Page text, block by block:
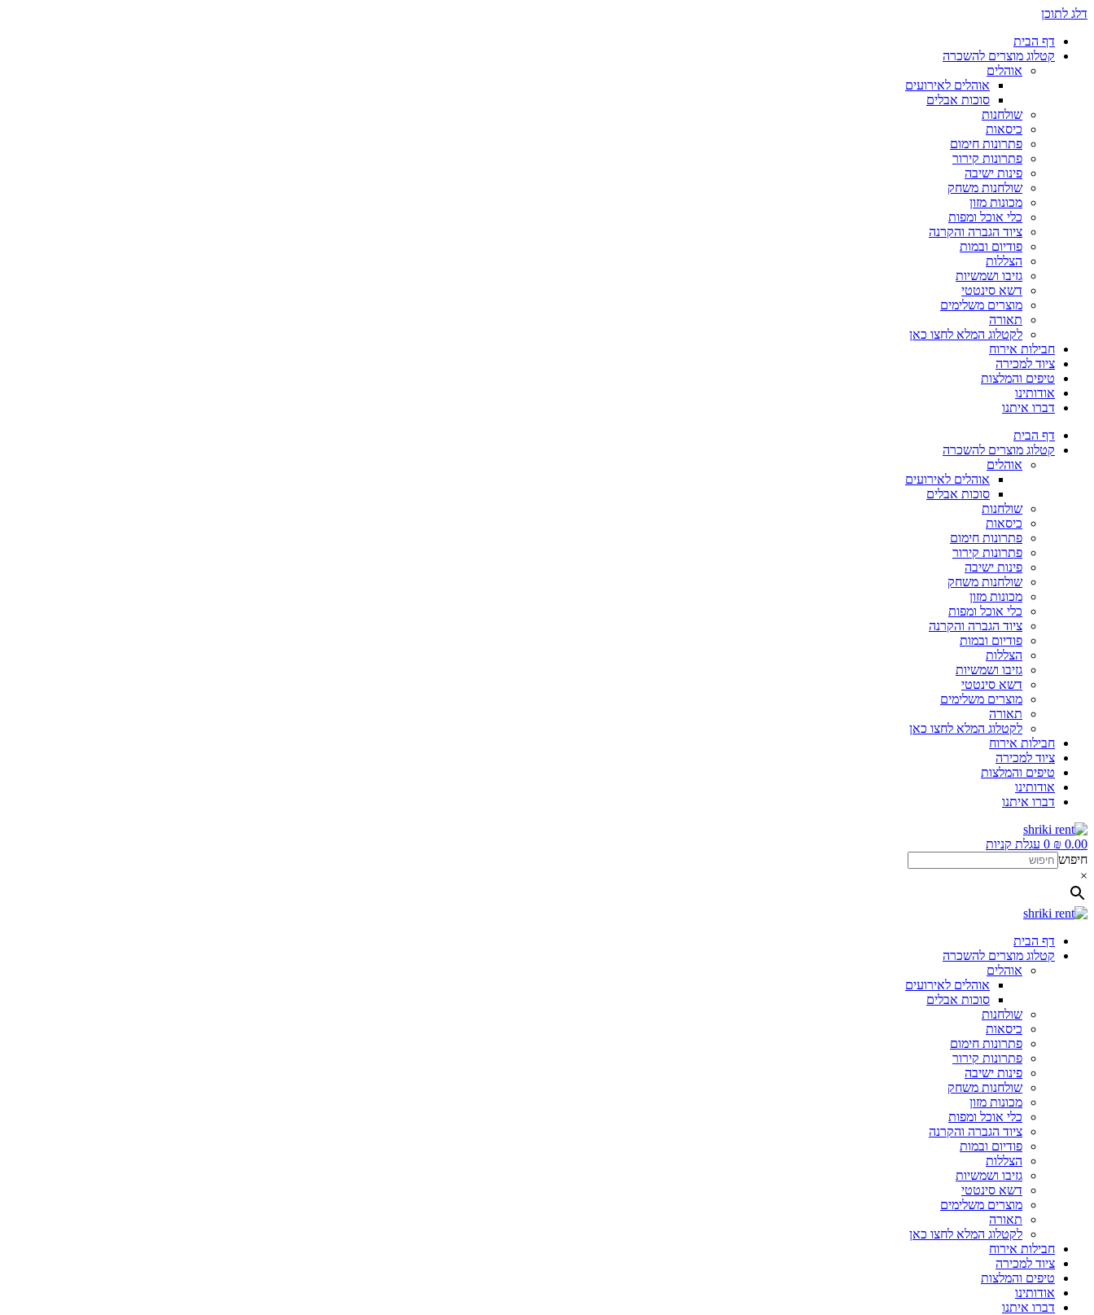
דלג לתוכן
דף הבית
קטלוג מוצרים להשכרה
אוהלים
אוהלים לאירועים
סוכות אבלים
שולחנות
כיסאות
פתרונות חימום
פתרונות קירור
פינות ישיבה
שולחנות משחק
מכונות מזון
כלי אוכל ומפות
ציוד הגברה והקרנה
פודיום ובמות
הצללות
גזיבו ושמשיות
דשא סינטטי
מוצרים משלימים
תאורה
לקטלוג המלא לחצו כאן
חבילות אירוח
ציוד למכירה
טיפים והמלצות
אודותינו
דברו איתנו
דף הבית
קטלוג מוצרים להשכרה
אוהלים
אוהלים לאירועים
סוכות אבלים
שולחנות
כיסאות
פתרונות חימום
פתרונות קירור
פינות ישיבה
שולחנות משחק
מכונות מזון
כלי אוכל ומפות
ציוד הגברה והקרנה
פודיום ובמות
הצללות
גזיבו ושמשיות
דשא סינטטי
מוצרים משלימים
תאורה
לקטלוג המלא לחצו כאן
חבילות אירוח
ציוד למכירה
טיפים והמלצות
אודותינו
דברו איתנו
₪ 0.00
0 עגלת קניות
חיפוש
×
דף הבית
קטלוג מוצרים להשכרה
אוהלים
אוהלים לאירועים
סוכות אבלים
שולחנות
כיסאות
פתרונות חימום
פתרונות קירור
פינות ישיבה
שולחנות משחק
מכונות מזון
כלי אוכל ומפות
ציוד הגברה והקרנה
פודיום ובמות
הצללות
גזיבו ושמשיות
דשא סינטטי
מוצרים משלימים
תאורה
לקטלוג המלא לחצו כאן
חבילות אירוח
ציוד למכירה
טיפים והמלצות
אודותינו
דברו איתנו